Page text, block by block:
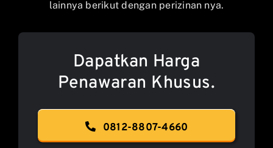
lainnya berikut dengan perizinan nya.
Dapatkan Harga
Penawaran Khusus.
0812-8807-4660